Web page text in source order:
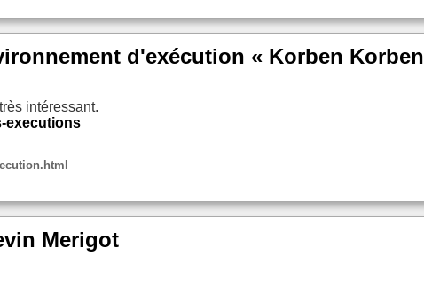
d'exécution « Korben Korben
intéressant.
executions
Merigot